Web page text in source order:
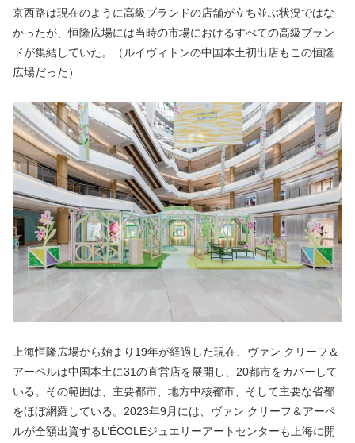
京西路は現在のように高級ブランドの店舗が立ち並ぶ状況ではな
かったが、恒隆広場には当時の市場におけるすべての高級ブラン
ドが集結していた。（ルイヴィトンの中国本土初出店もこの恒隆
広場だった）
上海恒隆広場から始まり19年が経過した現在、ヴァン クリーフ＆
アーペルは中国本土に31の直営店を展開し、20都市をカバーして
いる。その範囲は、主要都市、地方中核都市、そして主要な省都
をほぼ網羅している。2023年9月には、ヴァン クリーフ＆アーペ
ルが全額出資するL’ÉCOLEジュエリーアートセンターも上海に開